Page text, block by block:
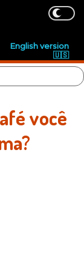
English version
🇺🇸
você